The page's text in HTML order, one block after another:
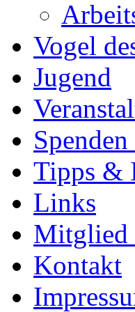
Vogel
Jugend
Tipps &
Links
Mitglied
Kontakt